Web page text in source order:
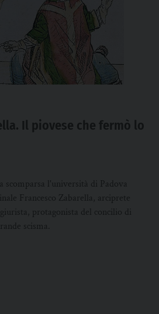
Il piovese che fermò lo
scomparsa l'università di Padova
Francesco Zabarella, arciprete
protagonista del concilio di
scisma.